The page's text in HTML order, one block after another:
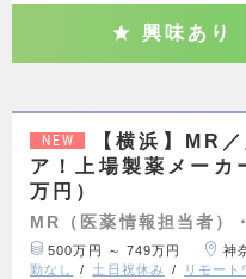
興味あり
NEW
【横浜】MR
ア！上場製薬メー
万円）
MR（医薬情報担当者）
500万円 ～ 749万円 神
勤なし
土日祝休み リモート